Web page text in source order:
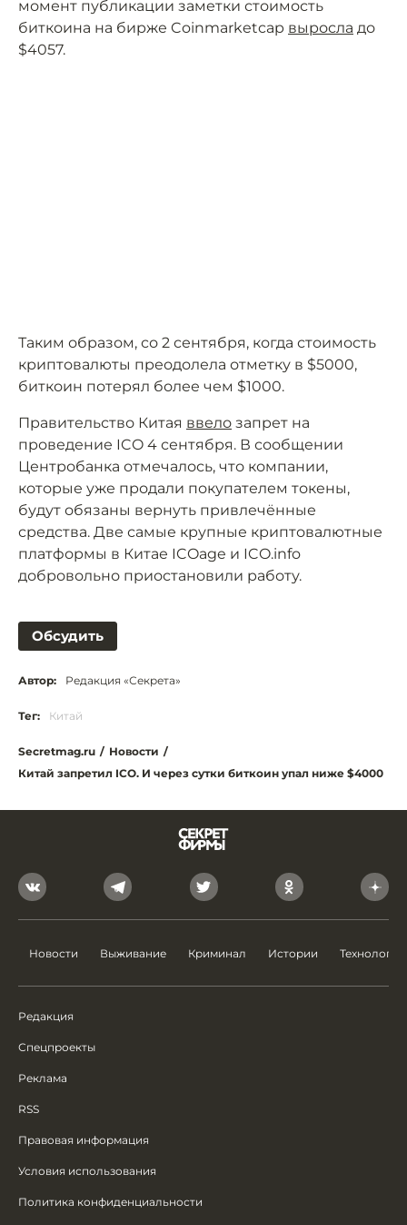
момент публикации заметки стоимость
биткоина на бирже Coinmarketcap выросла до
$4057.
Таким образом, со 2 сентября, когда стоимость
криптовалюты преодолела отметку в $5000,
биткоин потерял более чем $1000.
Правительство Китая ввело запрет на
проведение ICO 4 сентября. В сообщении
Центробанка отмечалось, что компании,
которые уже продали покупателем токены,
будут обязаны вернуть привлечённые
средства. Две самые крупные криптовалютные
платформы в Китае ICOage и ICO.info
добровольно приостановили работу.
Обсудить
Автор: Редакция «Секрета»
Тег: Китай
Secretmag.ru / Новости /
Китай запретил ICO. И через сутки биткоин упал ниже $4000
Новости Выживание Криминал Истории Технологии
Редакция
Спецпроекты
Реклама
RSS
Правовая информация
Условия использования
Политика конфиденциальности